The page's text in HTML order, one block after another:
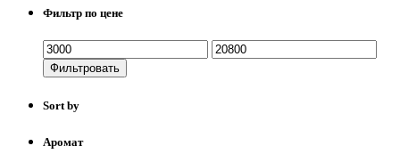
Фильтр по цене
Фильтровать
Sort by
Аромат